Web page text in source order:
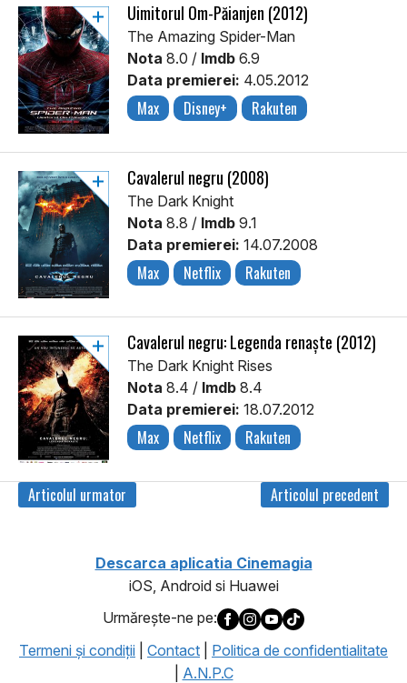
Uimitorul Om-Păianjen (2012)
The Amazing Spider-Man
Nota 8.0 / Imdb 6.9
Data premierei: 4.05.2012
Max Disney+ Rakuten
Cavalerul negru (2008)
The Dark Knight
Nota 8.8 / Imdb 9.1
Data premierei: 14.07.2008
Max Netflix Rakuten
Cavalerul negru: Legenda renaște (2012)
The Dark Knight Rises
Nota 8.4 / Imdb 8.4
Data premierei: 18.07.2012
Max Netflix Rakuten
Articolul urmator Articolul precedent
Descarca aplicatia Cinemagia
iOS, Android si Huawei
Urmăreşte-ne pe:
Termeni şi condiţii
Contact
Politica de confidentialitate
A.N.P.C